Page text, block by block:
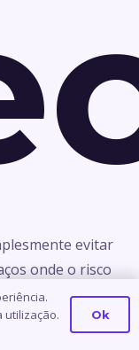
evitar
onde o risco
O
medo para a
utilização.
Ok